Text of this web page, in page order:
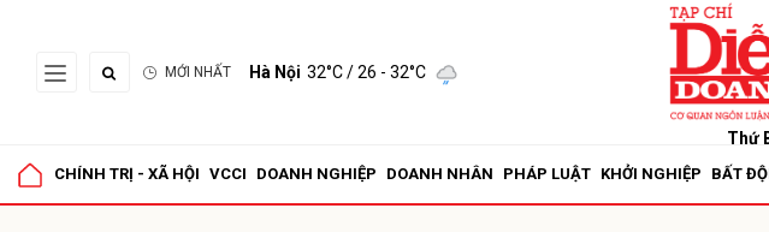
MỚI NHẤT Hà Nội 32°C/ 26 - 32°C
Thứ
CHÍNH TRỊ - XÃ HỘI VCCI DOANH NGHIỆP DOANH NHÂN PHÁP LUẬT KHỞI NGHIỆP BẤT